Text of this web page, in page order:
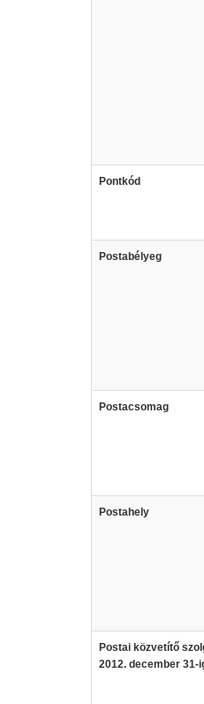
Pontkód
Postabélyeg
Postacsomag
Postahely
Postai közvetítő
2012. december 31-